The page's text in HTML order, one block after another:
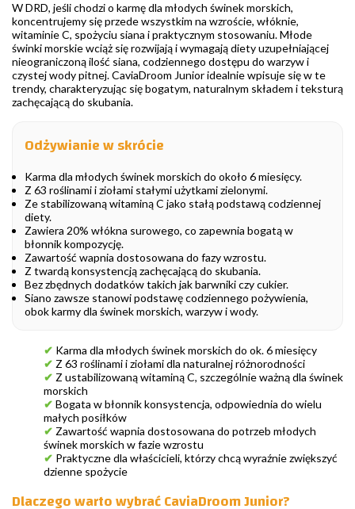
W DRD, jeśli chodzi o karmę dla młodych świnek morskich,
koncentrujemy się przede wszystkim na wzroście, włóknie,
witaminie C, spożyciu siana i praktycznym stosowaniu. Młode
świnki morskie wciąż się rozwijają i wymagają diety uzupełniającej
nieograniczoną ilość siana, codziennego dostępu do warzyw i
czystej wody pitnej. CaviaDroom Junior idealnie wpisuje się w te
trendy, charakteryzując się bogatym, naturalnym składem i teksturą
zachęcającą do skubania.
Odżywianie w skrócie
Karma dla młodych świnek morskich do około 6 miesięcy.
Z 63 roślinami i ziołami stałymi użytkami zielonymi.
Ze stabilizowaną witaminą C jako stałą podstawą codziennej
diety.
Zawiera 20% włókna surowego, co zapewnia bogatą w
błonnik kompozycję.
Zawartość wapnia dostosowana do fazy wzrostu.
Z twardą konsystencją zachęcającą do skubania.
Bez zbędnych dodatków takich jak barwniki czy cukier.
Siano zawsze stanowi podstawę codziennego pożywienia,
obok karmy dla świnek morskich, warzyw i wody.
✔ Karma dla młodych świnek morskich do ok. 6 miesięcy
✔ Z 63 roślinami i ziołami dla naturalnej różnorodności
✔ Z ustabilizowaną witaminą C, szczególnie ważną dla świnek
morskich
✔ Bogata w błonnik konsystencja, odpowiednia do wielu
małych posiłków
✔ Zawartość wapnia dostosowana do potrzeb młodych
świnek morskich w fazie wzrostu
✔ Praktyczne dla właścicieli, którzy chcą wyraźnie zwiększyć
dzienne spożycie
Dlaczego warto wybrać CaviaDroom Junior?